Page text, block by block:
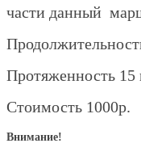
части данный
Протяженность 15
Стоимость 1000р.
Внимание!